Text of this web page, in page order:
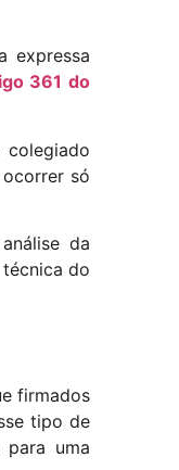
expressa
361 do
só
da
do
firmados
tipo de
uma